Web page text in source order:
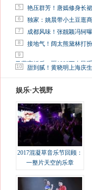
5 艳压群芳！唐嫣修身长
6 独家：姚晨带小土豆逛
7 成都风味！张靓颖冯轲
8 接地气！阔太熊黛林打
9
马蓉离婚后，砸1000万人民
10 甜到腻！黄晓明上海庆
娱乐·大视野
2017混凝草音乐节回顾：
一整片天空的乐章